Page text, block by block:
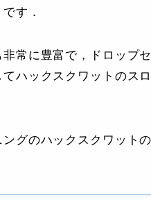
す．
常に豊富で，ドロップ
ハックスクワットのス
グのハックスクワット